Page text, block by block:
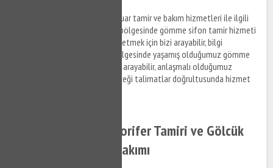
Gölcük Şirinköy gömme rezervuar tamir ve bakım hizmetleri ile ilgili
bilgi almak ve Gölcük Şirinköy bölgesinde gömme sifon tamir hizmeti
hakkında destek taleplerinizi iletmek için bizi arayabilir, bilgi
alabilirsiniz. Gölcük Şirinköy bölgesinde yaşamış olduğumuz gömme
rezervuar sorunları ile ilgili bizi arayabilir, anlaşmalı olduğumuz
firmaların personellerinin vereceği talimatlar doğrultusunda hizmet
Gölcük Şirinköy Kalorifer Tamiri ve Gölcük
Şirinköy Kalorifer Bakımı